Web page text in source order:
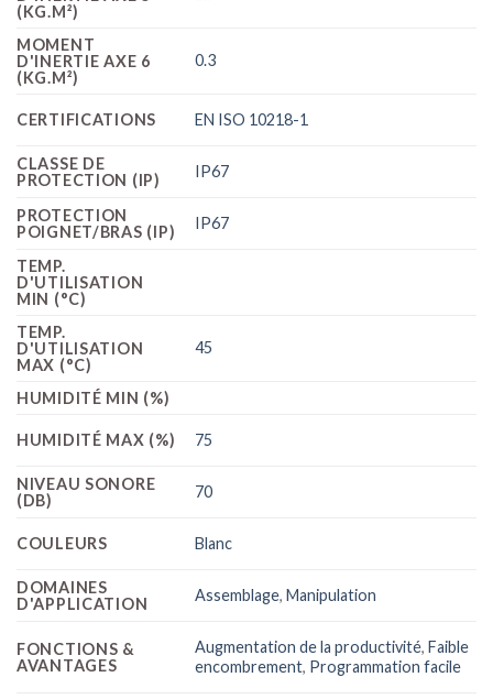
(KG.M²)
MOMENT
D'INERTIE AXE 6
(KG.M²)
0.3
CERTIFICATIONS EN ISO 10218-1
CLASSE DE
PROTECTION (IP)
IP67
PROTECTION
POIGNET/BRAS (IP)
IP67
TEMP.
D'UTILISATION
MIN (°C)
TEMP.
D'UTILISATION
MAX (°C)
45
HUMIDITÉ MIN (%)
HUMIDITÉ MAX (%) 75
NIVEAU SONORE
(DB)
70
COULEURS Blanc
DOMAINES
D'APPLICATION
Assemblage,Manipulation
FONCTIONS &
AVANTAGES
Augmentation de la productivité,Faible
encombrement, Programmation facile